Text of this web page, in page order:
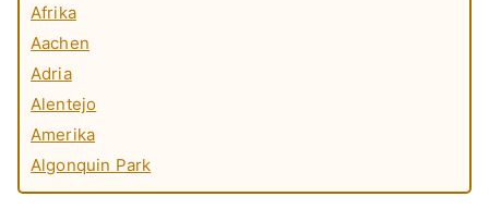
Afrika
Aachen
Adria
Alentejo
Amerika
Algonquin Park